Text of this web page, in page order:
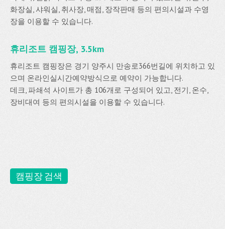
화장실, 샤워실, 취사장, 매점, 장작판매 등의 편의시설과 수영
장을 이용할 수 있습니다.
휴리조트 캠핑장, 3.5km
휴리조트 캠핑장은 경기 양주시 만송로366번길에 위치하고 있
으며 온라인실시간예약방식으로 예약이 가능합니다.
데크, 파쇄석 사이트가 총 106개로 구성되어 있고, 전기, 온수,
장비대여 등의 편의시설을 이용할 수 있습니다.
캠핑장 검색